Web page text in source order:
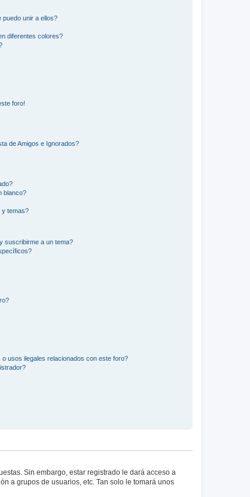
unir a ellos?
diferentes colores?
foro!
de Amigos e Ignorados?
blanco?
y temas?
suscribirme a un tema?
usos ilegales relacionados con este foro?
Sin embargo, estar registrado le dará acceso a
a grupos de usuarios, etc. Tan solo le tomará unos